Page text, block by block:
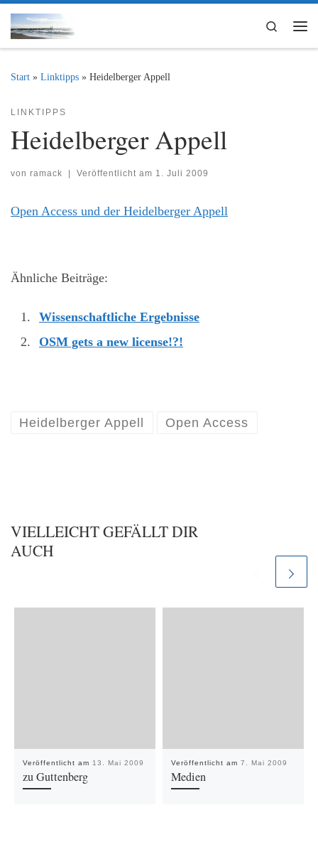
Zum Inhalt springen
Search
Start » Linktipps » Heidelberger Appell
LINKTIPPS
Heidelberger Appell
von ramack | Veröffentlicht am 1. Juli 2009
Open Access und der Heidelberger Appell
Ähnliche Beiträge:
Wissenschaftliche Ergebnisse
OSM gets a new license!?!
Heidelberger Appell Open Access
VIELLEICHT GEFÄLLT DIR
AUCH
Veröffentlicht am 13. Mai 2009
zu Guttenberg
Veröffentlicht am 7. Mai 2009
Medien